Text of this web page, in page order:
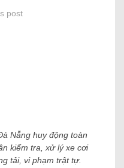
post
Nẵng huy động toàn
kiểm tra, xử lý xe cơi
tải, vi phạm trật tự.